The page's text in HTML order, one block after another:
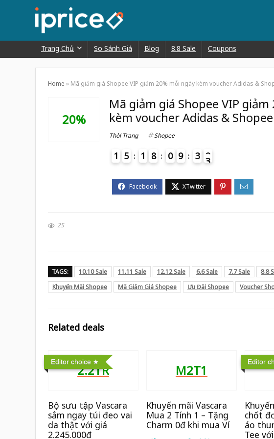
Trang Chủ So Sánh Giá Blog 8.8 Sale Coupons
Home » Mã giảm giá Shopee VIP giảm 20% mỗi ngày kèm voucher Adidas &
20%
Mã giảm giá Shopee VIP
kèm voucher Adidas &
Thời Trang Shopee
1 5 1 8 0 9 3 2
25
TAGS: 10.10 Sale 11.11 Sale 12.12 Sale 6.6 Sale 7.7 Sale 8.8
Khuyến Mãi Shopee
Mã Giảm Giá Shopee Ưu Đãi Shopee Voucher
Related deals
Editor choice
2.2TR
Bộ sưu tập Vascara
sắm ngay túi đeo vai
da thật với giá
2.245.000đ
M2T1
Khuyến mãi Vascara
Mua 2 Tính 1 – Tặng
Charm 0đ khi mua Ví
Editor
chốt
áo
Tee